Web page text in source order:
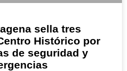
sella tres
Histórico por
de seguridad y